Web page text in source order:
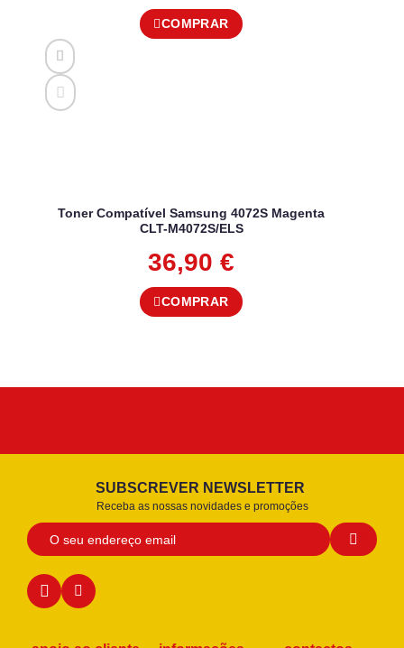
COMPRAR
Toner Compatível Samsung 4072S Magenta
CLT-M4072S/ELS
36,90 €
COMPRAR
SUBSCREVER NEWSLETTER
Receba as nossas novidades e promoções